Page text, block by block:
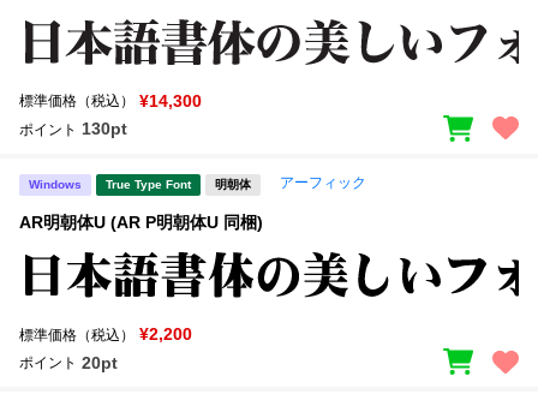
標準価格（税込） ¥14,300
ポイント 130pt
Windows True Type Font 明朝体 アーフィック
AR明朝体U (AR P明朝体U 同梱)
標準価格（税込） ¥2,200
ポイント 20pt